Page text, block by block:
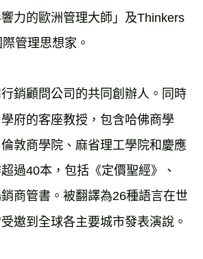
響力的歐洲管理大師」及Thinkers
管理思想家。
銷顧問公司的共同創辦人。同時
府的客座教授，包含哈佛商學
敦商學院、麻省理工學院和慶應
過40本，包括《定價聖經》、
銷商管書。被翻譯為26種語言在世
邀到全球各主要城市發表演說。